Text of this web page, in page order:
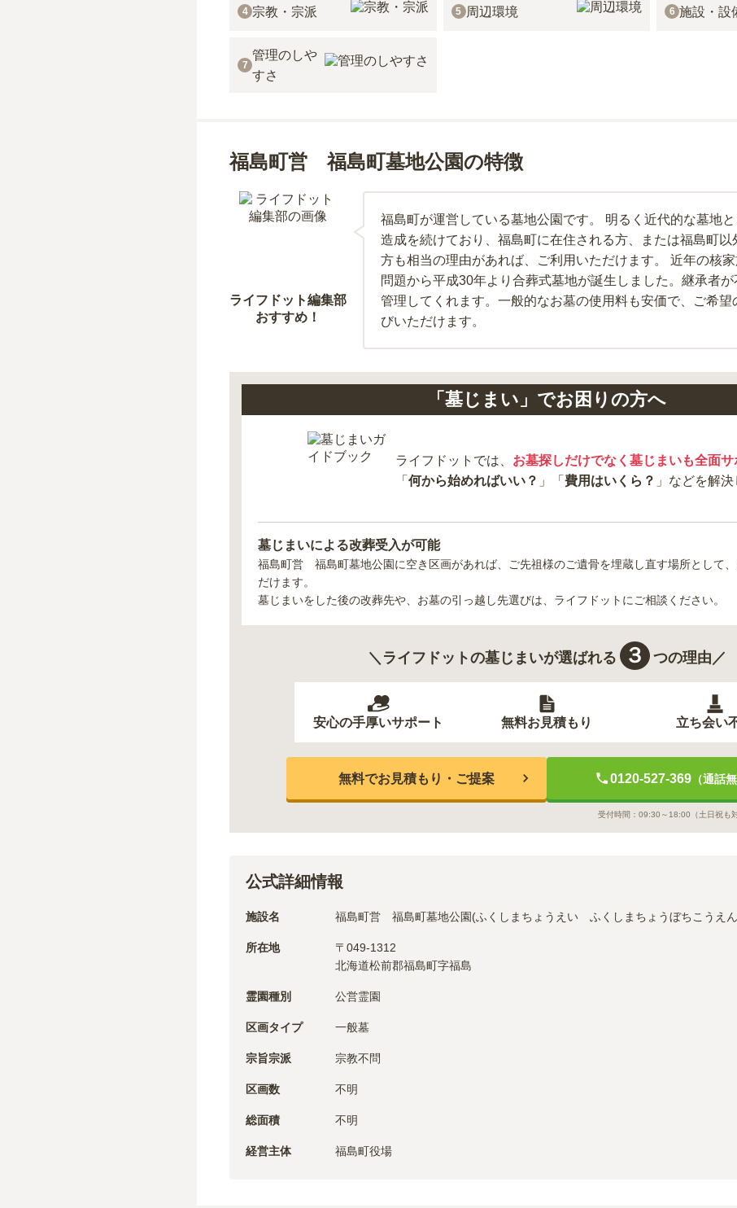
4 宗教・宗派 5 周辺環境 6 施設・設
7
管理のしや
すさ
福島町営 福島町墓地公園の特徴
ライフドット編集部
おすすめ！
福島町が運営している墓地公園です。 明るく近代的な墓地
造成を続けており、福島町に在住される方、または福島町以
方も相当の理由があれば、ご利用いただけます。 近年の核
問題から平成30年より合葬式墓地が誕生しました。継承者
管理してくれます。一般的なお墓の使用料も安価で、ご希望
びいただけます。
「墓じまい」でお困りの方へ
ライフドットでは、 お墓探しだけでなく墓じまいも全面サ
「 何から始めればいい？ 」「 費用はいくら？ 」などを解
墓じまいによる改葬受入が可能
福島町営 福島町墓地公園に空き区画があれば、ご先祖様のご遺骨を埋蔵し直す場所として
だけます。
墓じまいをした後の改葬先や、お墓の引っ越し先選びは、ライフドットにご相談ください。
＼ライフドットの墓じまいが選ばれる ３ つの理由／
安心の手厚いサポート 無料お見積もり 立ち会い
無料でお見積もり・ご提案 0120-527-369（通話無
受付時間： 09:30～18:00 （土日祝も
公式詳細情報
施設名 福島町営　福島町墓地公園(ふくしまちょうえい　ふくしまちょうぼちこうえ
所在地 〒 049-1312
北海道松前郡福島町字福島
霊園種別 公営霊園
区画タイプ 一般墓
宗旨宗派 宗教不問
区画数 不明
総面積 不明
経営主体 福島町役場